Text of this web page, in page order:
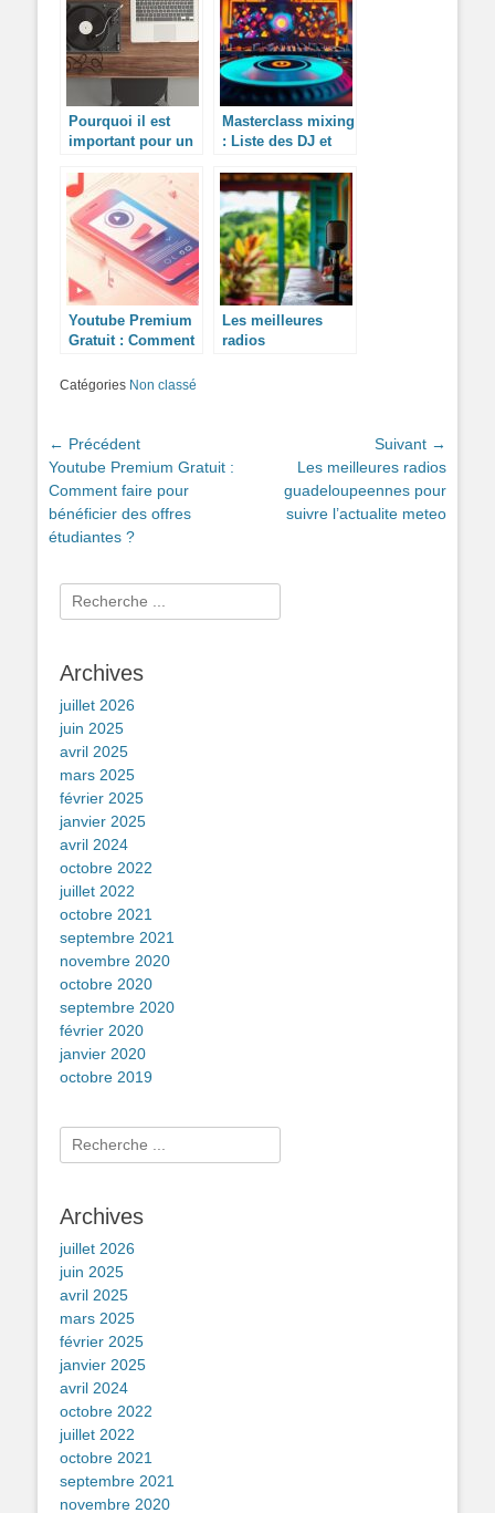
Pourquoi il est
important pour un
instrument de
musique ?
Masterclass mixing
: Liste des DJ et
titres sur Playlist
DJ.com qui ont
marqué l’histoire
de l’électro
Youtube Premium
Gratuit : Comment
bénéficier des
Les meilleures
radios
Catégories Non classé
Navigation
de
l’article
← Précédent
Article
précédent :
Youtube Premium Gratuit :
Comment faire pour
bénéficier des offres
étudiantes ?
Suivant →
suivant :
Les meilleures radios
guadeloupeennes pour
suivre l’actualite meteo
Rechercher :
Archives
juillet 2026
juin 2025
avril 2025
mars 2025
février 2025
janvier 2025
avril 2024
octobre 2022
juillet 2022
octobre 2021
septembre 2021
novembre 2020
octobre 2020
septembre 2020
février 2020
janvier 2020
octobre 2019
Rechercher :
Archives
juillet 2026
juin 2025
avril 2025
mars 2025
février 2025
janvier 2025
avril 2024
octobre 2022
juillet 2022
octobre 2021
septembre 2021
novembre 2020